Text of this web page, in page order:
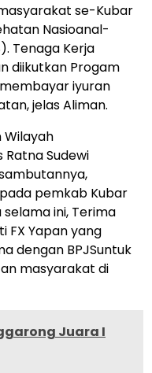
se-Kubar
Nasioanal-
Tenaga Kerja
diikutkan Progam
iyuran
jelas Aliman.
Wilayah
Sudewi
pemkab Kubar
ini, Terima
FX Yapan yang
dengan BPJSuntuk
masyarakat di
Juara I